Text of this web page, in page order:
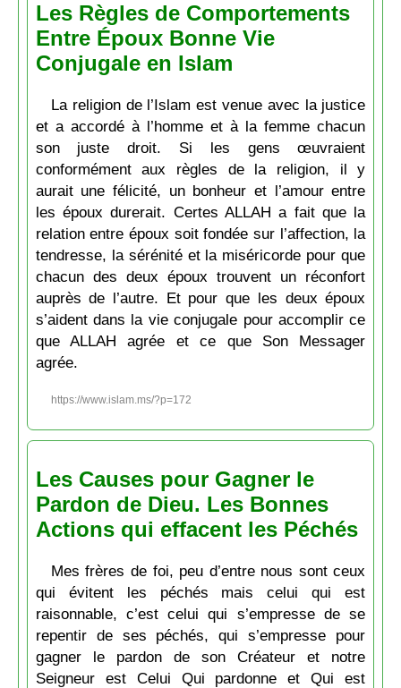
Les Règles de Comportements
Entre Époux Bonne Vie
Conjugale en Islam
La religion de l’Islam est venue avec la justice
et a accordé à l’homme et à la femme chacun
son juste droit. Si les gens œuvraient
conformément aux règles de la religion, il y
aurait une félicité, un bonheur et l’amour entre
les époux durerait. Certes ALLAH a fait que la
relation entre époux soit fondée sur l’affection, la
tendresse, la sérénité et la miséricorde pour que
chacun des deux époux trouvent un réconfort
auprès de l’autre. Et pour que les deux époux
s’aident dans la vie conjugale pour accomplir ce
que ALLAH agrée et ce que Son Messager
agrée.
https://www.islam.ms/?p=172
Les Causes pour Gagner le
Pardon de Dieu. Les Bonnes
Actions qui effacent les Péchés
Mes frères de foi, peu d’entre nous sont ceux
qui évitent les péchés mais celui qui est
raisonnable, c’est celui qui s’empresse de se
repentir de ses péchés, qui s’empresse pour
gagner le pardon de son Créateur et notre
Seigneur est Celui Qui pardonne et Qui est